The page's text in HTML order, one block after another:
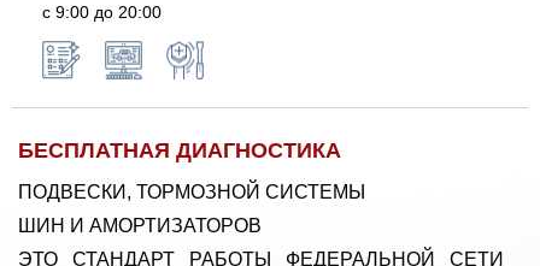
с 9:00 до 20:00
БЕСПЛАТНАЯ ДИАГНОСТИКА
ПОДВЕСКИ, ТОРМОЗНОЙ СИСТЕМЫ
ШИН И АМОРТИЗАТОРОВ
ЭТО СТАНДАРТ РАБОТЫ ФЕДЕРАЛЬНОЙ СЕТИ